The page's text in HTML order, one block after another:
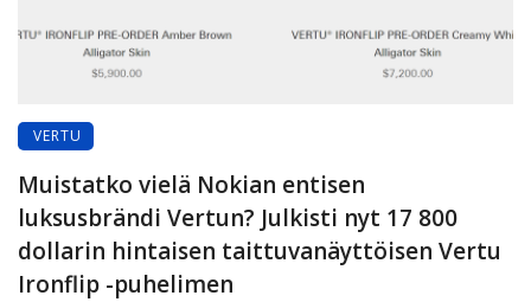
VERTU
Muistatko vielä Nokian entisen
luksusbrändi Vertun? Julkisti nyt 17 800
dollarin hintaisen taittuvanäyttöisen Vertu
Ironflip -puhelimen